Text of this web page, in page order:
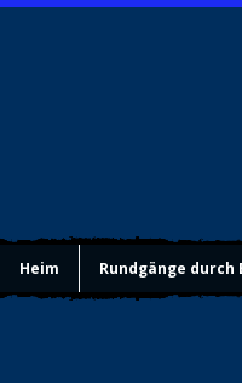
Heim Rundgänge durch